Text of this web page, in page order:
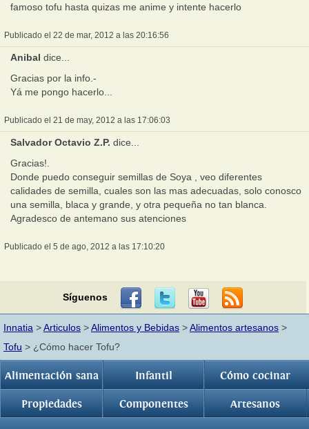
famoso tofu hasta quizas me anime y intente hacerlo
Publicado el 22 de mar, 2012 a las 20:16:56
Anibal dice...
Gracias por la info.-
Yá me pongo hacerlo...
Publicado el 21 de may, 2012 a las 17:06:03
Salvador Octavio Z.P. dice...
Gracias!.
Donde puedo conseguir semillas de Soya , veo diferentes
calidades de semilla, cuales son las mas adecuadas, solo conosco
una semilla, blaca y grande, y otra pequeña no tan blanca.
Agradesco de antemano sus atenciones
Publicado el 5 de ago, 2012 a las 17:10:20
Síguenos
Innatia >Articulos >Alimentos y Bebidas >Alimentos artesanos >
Tofu > ¿Cómo hacer Tofu?
Alimentación sana Infantil Cómo cocinar
Propiedades Componentes Artesanos